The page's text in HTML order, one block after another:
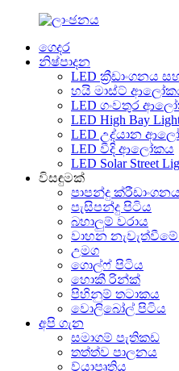
ගෙදර
නිෂ්පාදන
LED ක්‍රීඩාංගනය
හයි මාස්ට්
LED ගංවතුර
LED High Bay
LED උද්යාන
LED වීදි ආලෝකය
LED Solar Street
විසඳුමක්
පාපන්දු ක්රීඩාංගනය
පැසිපන්දු පිටිය
බහාලුම් වරාය
වාහන
උමග
ගොල්ෆ් පිටිය
හොකී රින්ක්
පිහිනුම් තටාකය
වොලිබෝල් පිටිය
අපි ගැන
සමාගම් පැතිකඩ
තත්ත්ව පාලනය
ව්යාපෘතිය